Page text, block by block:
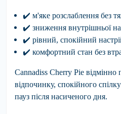
✔ м'яке розслаблення без
✔ зниження внутрішньої
✔ рівний, спокійний
✔ комфортний стан без
Cannadiss Cherry Pie відмінно
відпочинку, спокійного
пауз після насиченого дня.